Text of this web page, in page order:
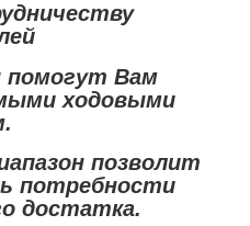
помогут Вам
ходовыми
позволит
потребности
достатка.